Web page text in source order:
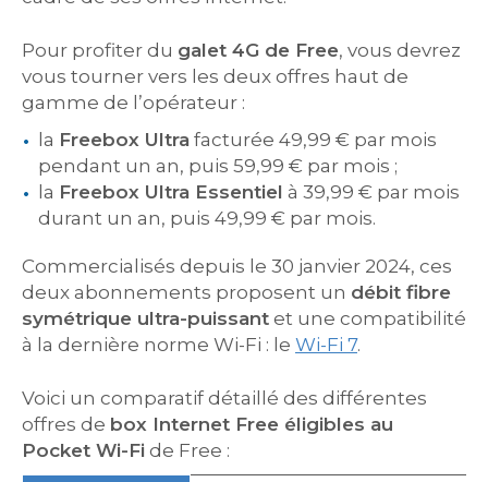
Pour profiter du galet 4G de Free, vous devrez
vous tourner vers les deux offres haut de
gamme de l’opérateur :
la Freebox Ultra facturée 49,99 € par mois
pendant un an, puis 59,99 € par mois ;
la Freebox Ultra Essentiel à 39,99 € par mois
durant un an, puis 49,99 € par mois.
Commercialisés depuis le 30 janvier 2024, ces
deux abonnements proposent un débit fibre
symétrique ultra-puissant et une compatibilité
à la dernière norme Wi-Fi : le Wi-Fi 7.
Voici un comparatif détaillé des différentes
offres de box Internet Free éligibles au
Pocket Wi-Fi de Free :